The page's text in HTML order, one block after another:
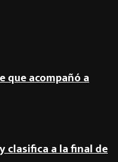
que acompañó a
clasifica a la final de